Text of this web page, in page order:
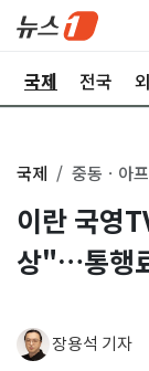
국제 전국
국제 중동ㆍ아
이란 국영
상"…통행
장용석 기자